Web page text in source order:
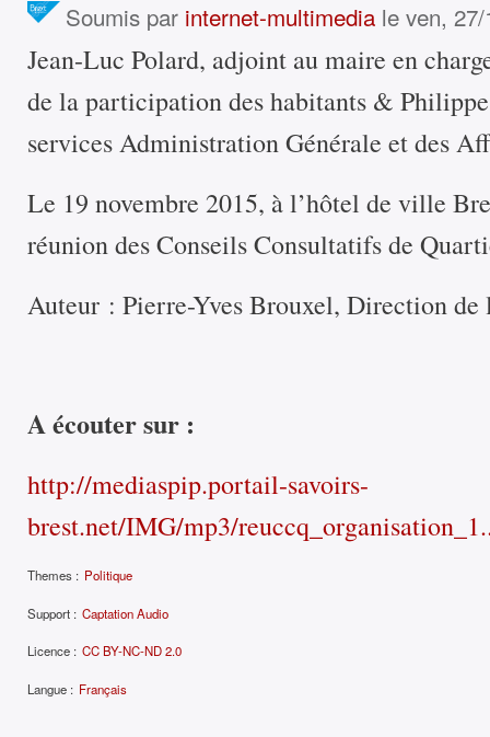
Soumis par internet-multimedia le ven,
Jean-Luc Polard, adjoint au maire en
de la participation des habitants &
services Administration Générale et des
Le 19 novembre 2015, à l’hôtel de ville
réunion des Conseils Consultatifs de
Auteur : Pierre-Yves Brouxel, Direction
A écouter sur :
http://mediaspip.portail-savoirs-
brest.net/IMG/mp3/
Themes : Politique
Support : Captation Audio
Licence : CC BY-NC-ND 2.0
Langue : Français